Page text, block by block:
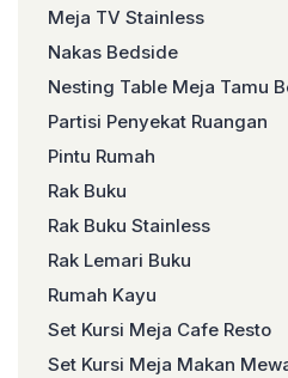
Meja TV Stainless
Nakas Bedside
Nesting Table Meja Tamu
Partisi Penyekat Ruangan
Pintu Rumah
Rak Buku
Rak Buku Stainless
Rak Lemari Buku
Rumah Kayu
Set Kursi Meja Cafe Resto
Set Kursi Meja Makan